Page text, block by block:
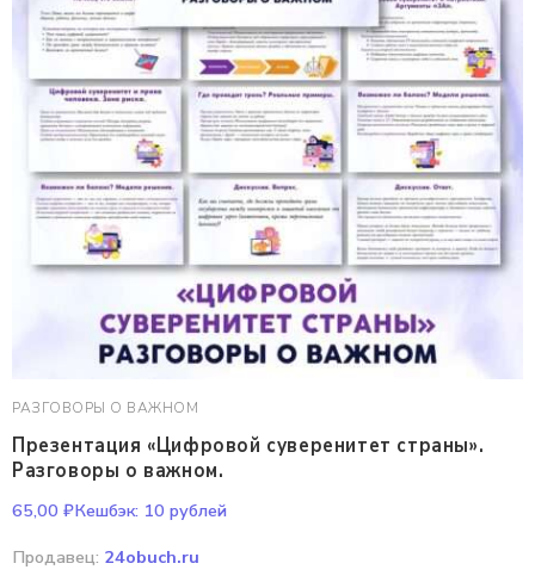
РАЗГОВОРЫ О ВАЖНОМ
Презентация «Цифровой суверенитет страны».
Разговоры о важном.
65,00 ₽Кешбэк: 10 рублей
Продавец: 24obuch.ru